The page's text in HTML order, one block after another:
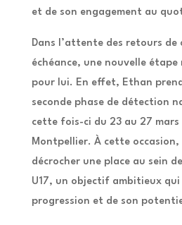
et de son engagement au
Dans l’attente des retours de
échéance, une nouvelle étape
pour lui. En effet, Ethan
seconde phase de détection
cette fois-ci du 23 au 27 mars
Montpellier. À cette
décrocher une place au sein
U17, un objectif ambitieux qui
progression et de son